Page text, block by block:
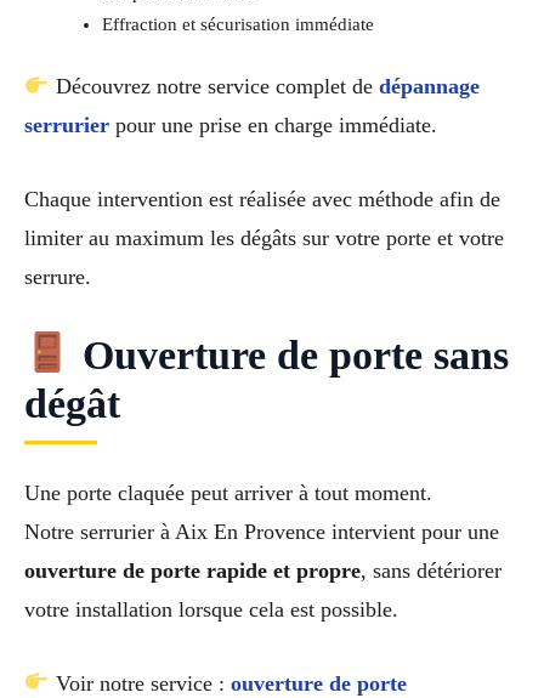
Effraction et sécurisation immédiate
Découvrez notre service complet de dépannage
serrurier pour une prise en charge immédiate.
Chaque intervention est réalisée avec méthode afin de
limiter au maximum les dégâts sur votre porte et votre
serrure.
Ouverture de porte sans
dégât
Une porte claquée peut arriver à tout moment.
Notre serrurier à Aix En Provence intervient pour une
ouverture de porte rapide et propre, sans détériorer
votre installation lorsque cela est possible.
Voir notre service : ouverture de porte